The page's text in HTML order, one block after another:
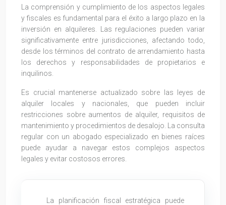
La comprensión y cumplimiento de los aspectos legales
y fiscales es fundamental para el éxito a largo plazo en la
inversión en alquileres. Las regulaciones pueden variar
significativamente entre jurisdicciones, afectando todo,
desde los términos del contrato de arrendamiento hasta
los derechos y responsabilidades de propietarios e
inquilinos.
Es crucial mantenerse actualizado sobre las leyes de
alquiler locales y nacionales, que pueden incluir
restricciones sobre aumentos de alquiler, requisitos de
mantenimiento y procedimientos de desalojo. La consulta
regular con un abogado especializado en bienes raíces
puede ayudar a navegar estos complejos aspectos
legales y evitar costosos errores.
La planificación fiscal estratégica puede